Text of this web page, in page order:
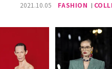
2021.10.05 FASHION